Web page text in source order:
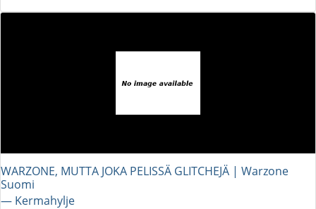
WARZONE, MUTTA JOKA PELISSÄ GLITCHEJÄ | Warzone
Suomi
― Kermahylje